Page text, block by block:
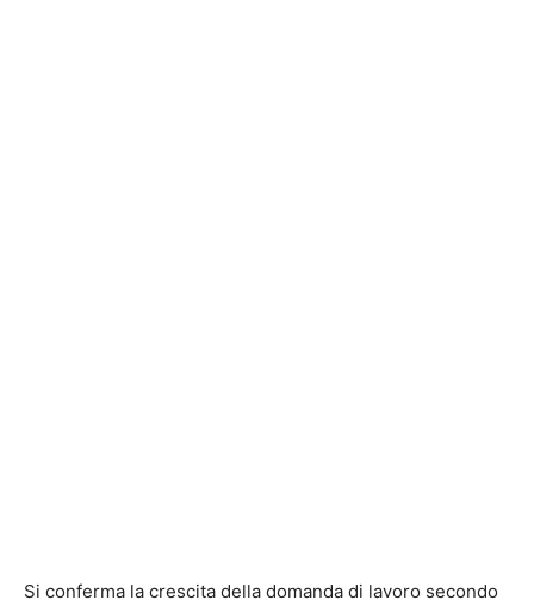
Si conferma la crescita della domanda di lavoro secondo